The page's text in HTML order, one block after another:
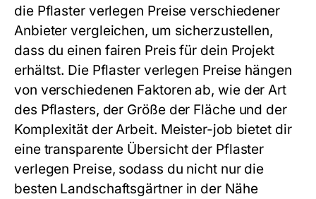
die Pflaster verlegen Preise verschiedener
Anbieter vergleichen, um sicherzustellen,
dass du einen fairen Preis für dein Projekt
erhältst. Die Pflaster verlegen Preise hängen
von verschiedenen Faktoren ab, wie der Art
des Pflasters, der Größe der Fläche und der
Komplexität der Arbeit. Meister-job bietet dir
eine transparente Übersicht der Pflaster
verlegen Preise, sodass du nicht nur die
besten Landschaftsgärtner in der Nähe